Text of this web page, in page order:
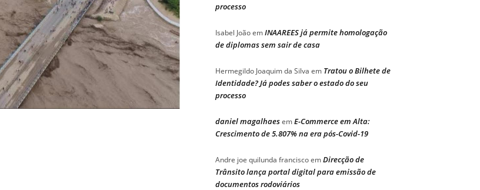
processo
Isabel JoãoemINAAREES já permite homologação
de diplomas sem sair de casa
Hermegildo Joaquim da Silva em Tratou o Bilhete de
Identidade? Já podes saber o estado do seu
processo
daniel magalhaesemE-Commerce em Alta:
Crescimento de 5.807% na era pós-Covid-19
Andre joe quilunda franciscoemDirecção de
Trânsito lança portal digital para emissão de
documentos rodoviários